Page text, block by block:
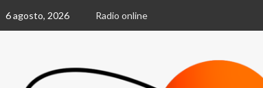
6 agosto, 2026 Radio online